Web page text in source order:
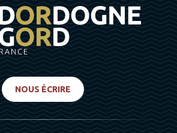
NOUS ÉCRIRE